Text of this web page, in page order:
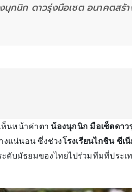
นิก ดาวรุ่งมือเซต อนาคตสร้า
ห็นหน้าค่าตา น้องนุกนิก มือเซ็ตดาว
งแน่นอน ซึ่งช่วงโรงเรียนไกชิน ซีเ
ดับมัธยมของไทยไปร่วมทีมที่ประเ